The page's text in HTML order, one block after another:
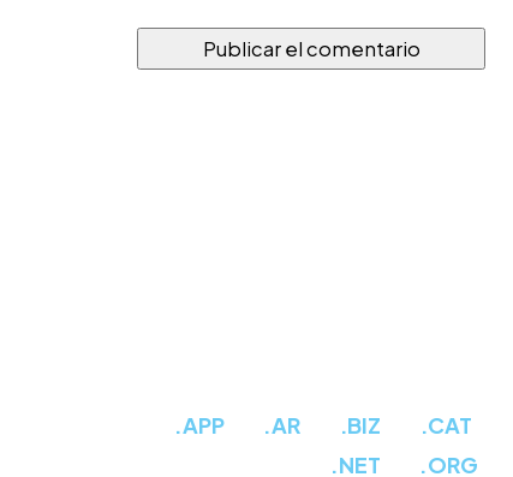
.APP .AR .BIZ .CAT
.NET
.ORG